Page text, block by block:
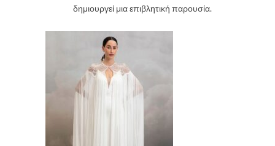
δημιουργεί μια επιβλητική παρουσία.